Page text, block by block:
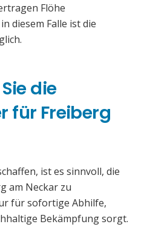
Flöhe
diesem Falle ist die
die
für Freiberg
ist es sinnvoll, die
am Neckar zu
für sofortige Abhilfe,
Bekämpfung sorgt.